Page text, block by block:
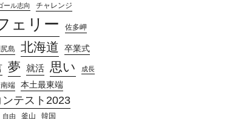
ール志向 チャレンジ
ェリー 佐多岬
島 北海道 卒業式
夢 就活 思い 成長
端 本土最東端
テスト2023
自由 釜山 韓国